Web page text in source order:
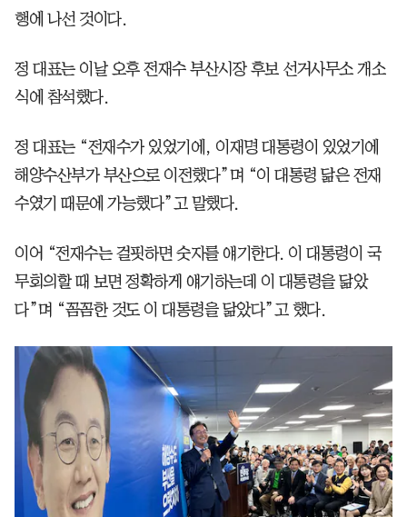
행에 나선 것이다.
정 대표는 이날 오후 전재수 부산시장 후보 선거사무소 개소
식에 참석했다.
정 대표는 “전재수가 있었기에, 이재명 대통령이 있었기에
해양수산부가 부산으로 이전했다”며 “이 대통령 닮은 전재
수였기 때문에 가능했다”고 말했다.
이어 “전재수는 걸핏하면 숫자를 얘기한다. 이 대통령이 국
무회의할 때 보면 정확하게 얘기하는데 이 대통령을 닮았
다”며 “꼼꼼한 것도 이 대통령을 닮았다”고 했다.